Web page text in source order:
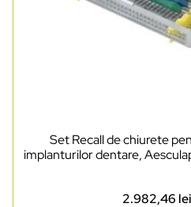
Set Recall de chiurete
implanturilor dentare,
2.982,46 lei